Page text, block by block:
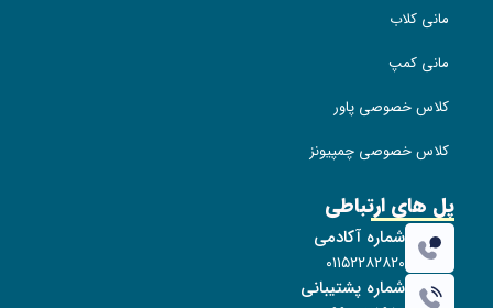
مانی کلاب
مانی کمپ
کلاس خصوصی پاور
کلاس خصوصی چمپیونز
پل های ارتباطی
شماره آکادمی
۰۱۱۵۲۲۸۲۸۲۰
شماره پشتیبانی